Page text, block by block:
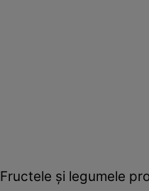
Fructele şi legumele